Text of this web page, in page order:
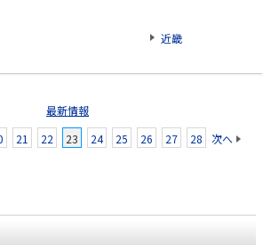
近畿
最新情報
21 22 23 24 25 26 27 28 次へ